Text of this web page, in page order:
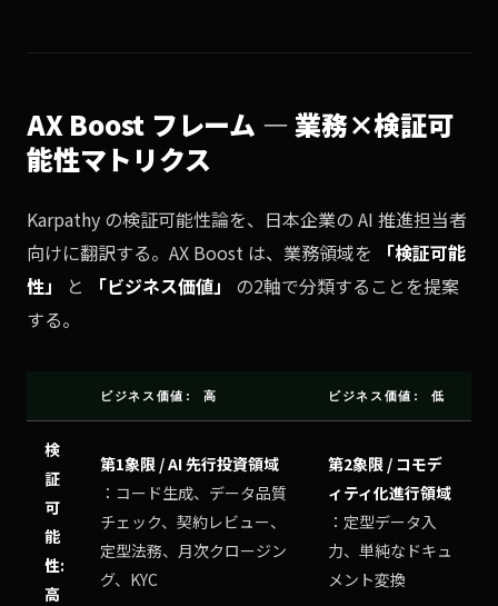
AX Boost フレーム — 業務×検証可
能性マトリクス
Karpathy の検証可能性論を、日本企業の AI 推進担当者
向けに翻訳する。AX Boost は、業務領域を
「検証可能
性」
と 「ビジネス価値」
の2軸で分類することを提案
する。
ビジネス価値: 高 ビジネス価値: 低
検
証
可
能
性:
高
第1象限 / AI 先行投資領域
：コード生成、データ品質
チェック、契約レビュー、
定型法務、月次クロージン
グ、KYC
第2象限 / コモデ
ィティ化進行領域
：定型データ入
力、単純なドキュ
メント変換